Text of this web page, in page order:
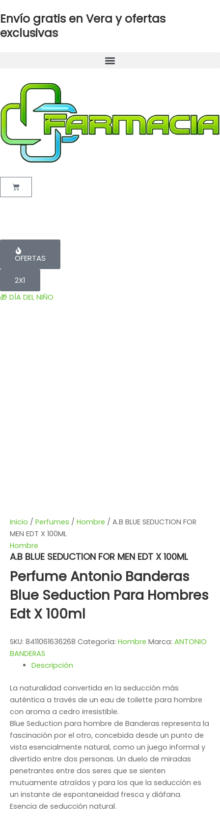
al
contenido
Envío gratis en Vera y ofertas
exclusivas
Cart
OFERTAS
2X1
🎁 DÍA DEL NIÑO
Inicio / Perfumes / Hombre / A.B BLUE SEDUCTION FOR
MEN EDT X 100ML
Hombre
A.B BLUE SEDUCTION FOR MEN EDT X 100ML
Perfume Antonio Banderas
Blue Seduction Para Hombres
Edt X 100ml
SKU: 8411061636268 Categoría: Hombre Marca: ANTONIO
BANDERAS
Descripción
La naturalidad convertida en la seducción más
auténtica a través de un eau de toilette para hombre
con aroma a cedro irresistible.
Blue Seduction para hombre de Banderas representa la
fascinación por el otro, concebida desde un punto de
vista esencialmente natural, como un juego informal y
divertido entre dos personas. Un duelo de miradas
penetrantes entre dos seres que se sienten
mutuamente atraídos y para los que la seducción es
un instante de espontaneidad fresca y diáfana.
Esencia de seducción natural.